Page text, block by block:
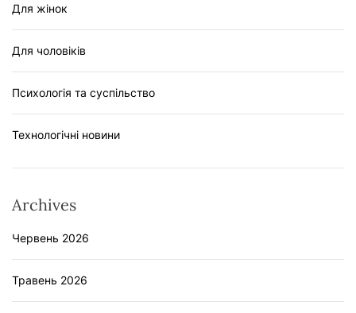
Для жінок
Для чоловіків
Психологія та суспільство
Технологічні новини
Archives
Червень 2026
Травень 2026